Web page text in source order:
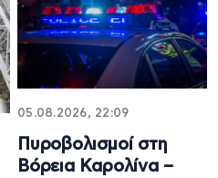
05.08.2026, 22:09
Πυροβολισμοί στη
Βόρεια Καρολίνα –